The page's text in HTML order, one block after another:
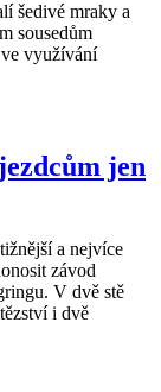
šedivé mraky a
sousedům
využívání
jen
a nejvíce
závod
V dvě stě
i dvě